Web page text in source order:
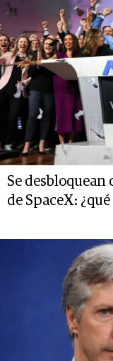
Se desbloquean
de SpaceX: